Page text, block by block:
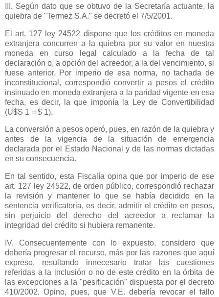
III. Según dato que se obtuvo de la Secretaría actuante, la
quiebra de "Termez S.A." se decretó el 7/5/2001.
El art. 127 ley 24522 dispone que los créditos en moneda
extranjera concurren a la quiebra por su valor en nuestra
moneda en curso legal calculado a la fecha de tal
declaración o, a opción del acreedor, a la del vencimiento, si
fuese anterior. Por imperio de esa norma, no tachada de
inconstitucional, correspondió convertir a pesos el crédito
insinuado en moneda extranjera a la paridad vigente en esa
fecha, es decir, la que imponía
la Leyde Convertibilidad
(U$S 1 = $ 1).
La conversión a pesos operó, pues, en razón de la quiebra y
antes de la vigencia de la situación de emergencia
declarada por el Estado Nacional y de las normas dictadas
en su consecuencia.
En tal sentido, esta Fiscalía opina que por imperio de ese
art. 127 ley 24522, de orden público, correspondió rechazar
la revisión y mantener lo que se había decidido en la
sentencia verificatoria, es decir, admitir el crédito en pesos,
sin perjuicio del derecho del acreedor a reclamar la
integridad del crédito si hubiera remanente.
IV. Consecuentemente con lo expuesto, considero que
debería progresar el recurso, más por las razones que aquí
expreso, resultando innecesario tratar las cuestiones
referidas a la inclusión o no de este crédito en la órbita de
las excepciones a la "pesificación" dispuesta por el decreto
410/2002. Opino, pues, que V.E. debería revocar el fallo